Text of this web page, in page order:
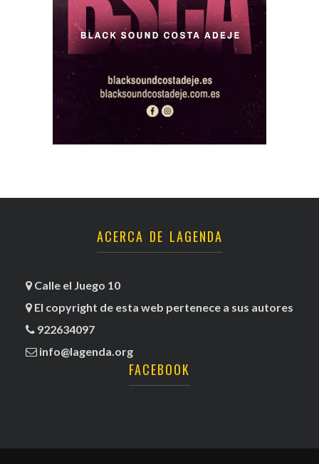
ACERCA DE LAGENDA
Calle el Juego 10
El copyright de esta web pertenece a sus autores
922634097
info@lagenda.org
FACEBOOK